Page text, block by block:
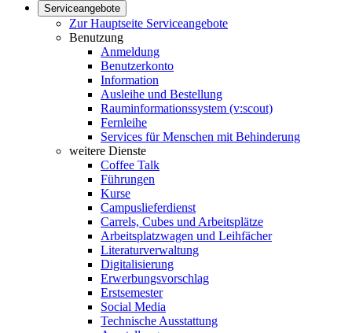
Serviceangebote
Zur Hauptseite Serviceangebote
Benutzung
Anmeldung
Benutzerkonto
Information
Ausleihe und Bestellung
Rauminformationssystem (v:scout)
Fernleihe
Services für Menschen mit Behinderung
weitere Dienste
Coffee Talk
Führungen
Kurse
Campuslieferdienst
Carrels, Cubes und Arbeitsplätze
Arbeitsplatzwagen und Leihfächer
Literaturverwaltung
Digitalisierung
Erwerbungsvorschlag
Erstsemester
Social Media
Technische Ausstattung